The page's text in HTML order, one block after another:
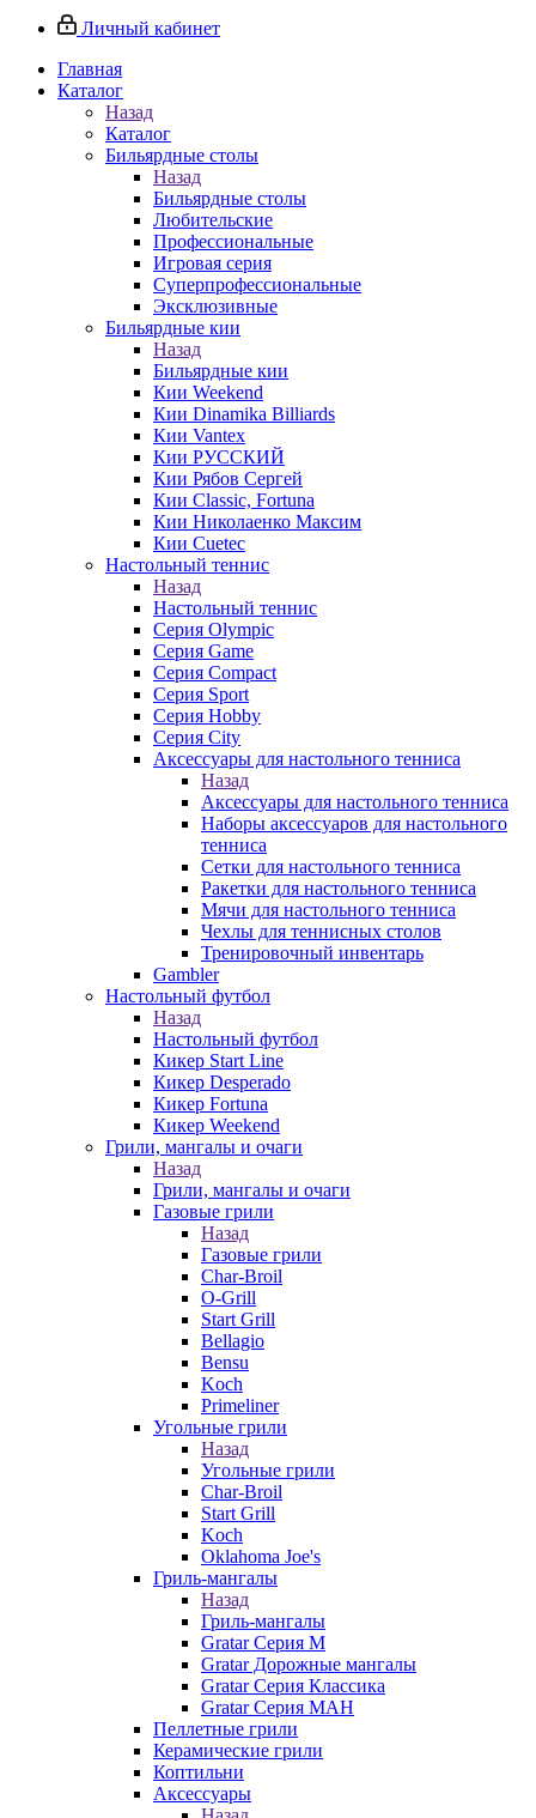
Личный кабинет
Главная
Каталог
Назад
Каталог
Бильярдные столы
Назад
Бильярдные столы
Любительские
Профессиональные
Игровая серия
Суперпрофессиональные
Эксклюзивные
Бильярдные кии
Назад
Бильярдные кии
Кии Weekend
Кии Dinamika Billiards
Кии Vantex
Кии РУССКИЙ
Кии Рябов Сергей
Кии Classic, Fortuna
Кии Николаенко Максим
Кии Cuetec
Настольный теннис
Назад
Настольный теннис
Серия Olympic
Серия Game
Серия Compact
Серия Sport
Серия Hobby
Серия City
Аксессуары для настольного тенниса
Назад
Аксессуары для настольного тенниса
Наборы аксессуаров для настольного
тенниса
Сетки для настольного тенниса
Ракетки для настольного тенниса
Мячи для настольного тенниса
Чехлы для теннисных столов
Тренировочный инвентарь
Gambler
Настольный футбол
Назад
Настольный футбол
Кикер Start Line
Кикер Desperado
Кикер Fortuna
Кикер Weekend
Грили, мангалы и очаги
Назад
Грили, мангалы и очаги
Газовые грили
Назад
Газовые грили
Char-Broil
O-Grill
Start Grill
Bellagio
Bensu
Koch
Primeliner
Угольные грили
Назад
Угольные грили
Char-Broil
Start Grill
Koch
Oklahoma Joe's
Гриль-мангалы
Назад
Гриль-мангалы
Gratar Серия M
Gratar Дорожные мангалы
Gratar Серия Классика
Gratar Серия МАН
Пеллетные грили
Керамические грили
Коптильни
Аксессуары